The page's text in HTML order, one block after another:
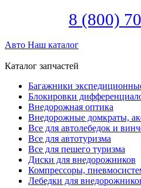
8 (800)
Авто Наш каталог
Каталог запчастей
Багажники
Блокировки
Внедорожная оптика
Внедорожные домкраты,
Все для автолебедок и
Все для автотуризма
Все для пешего туризма
Диски для внедорожников
Компрессоры,
Лебедки для